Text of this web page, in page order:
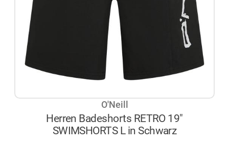
O'Neill
Herren Badeshorts RETRO 19"
SWIMSHORTS L in Schwarz